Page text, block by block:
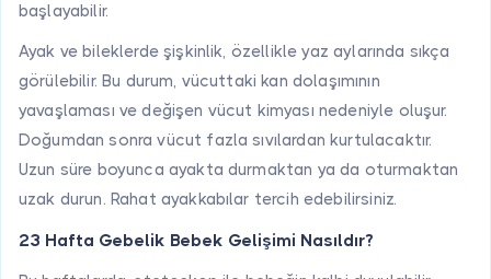
başlayabilir.
Ayak ve bileklerde şişkinlik, özellikle yaz aylarında sıkça
görülebilir. Bu durum, vücuttaki kan dolaşımının
yavaşlaması ve değişen vücut kimyası nedeniyle oluşur.
Doğumdan sonra vücut fazla sıvılardan kurtulacaktır.
Uzun süre boyunca ayakta durmaktan ya da oturmaktan
uzak durun. Rahat ayakkabılar tercih edebilirsiniz.
23 Hafta Gebelik Bebek Gelişimi Nasıldır?